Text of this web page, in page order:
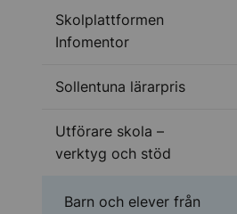
Skolplattformen
Infomentor
Sollentuna lärarpris
Utförare skola –
verktyg och stöd
Barn och elever från